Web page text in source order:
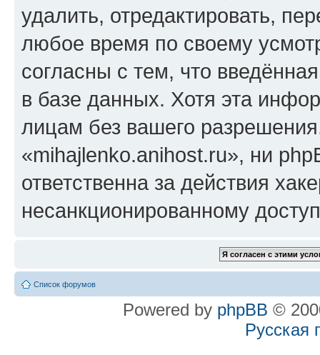
удалить, отредактировать,
любое время по своему
согласны с тем, что
в базе данных. Хотя эта
лицам без вашего
«mihajlenko.anihost.ru», ни
ответственна за действия
несанкционированному
Список форумов
Powered by phpBB ©
Русская